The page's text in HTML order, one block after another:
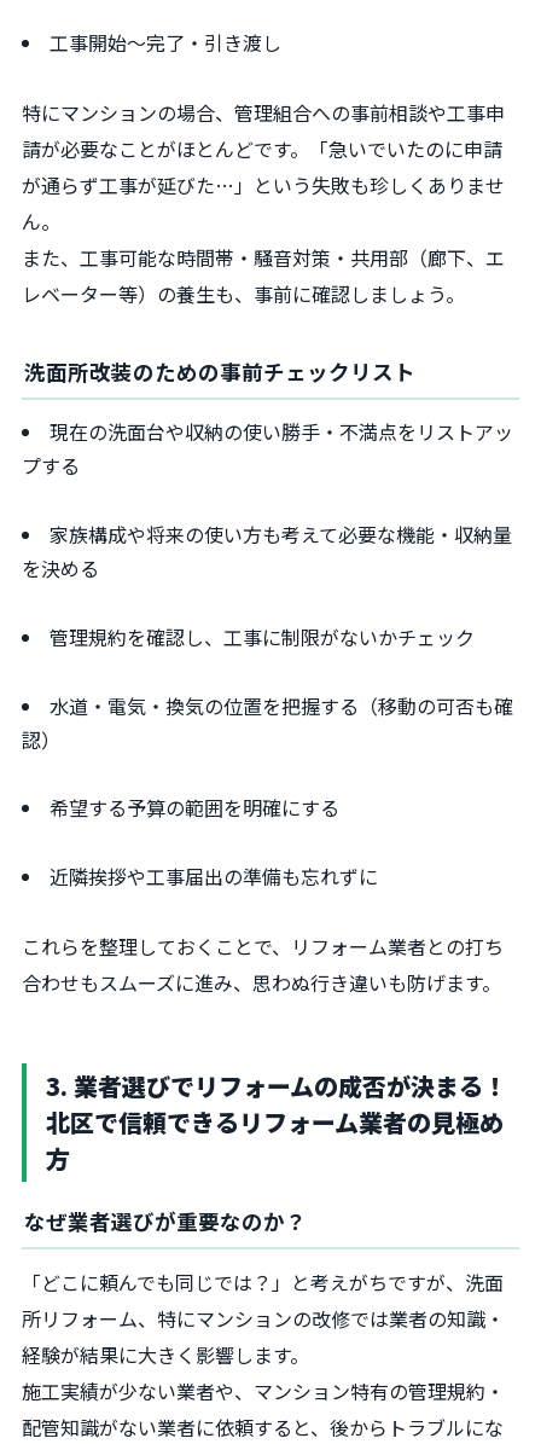
工事開始〜完了・引き渡し
特にマンションの場合、管理組合への事前相談や工事申
請が必要なことがほとんどです。「急いでいたのに申請
が通らず工事が延びた…」という失敗も珍しくありませ
ん。
また、工事可能な時間帯・騒音対策・共用部（廊下、エ
レベーター等）の養生も、事前に確認しましょう。
洗面所改装のための事前チェックリスト
現在の洗面台や収納の使い勝手・不満点をリストアッ
プする
家族構成や将来の使い方も考えて必要な機能・収納量
を決める
管理規約を確認し、工事に制限がないかチェック
水道・電気・換気の位置を把握する（移動の可否も確
認）
希望する予算の範囲を明確にする
近隣挨拶や工事届出の準備も忘れずに
これらを整理しておくことで、リフォーム業者との打ち
合わせもスムーズに進み、思わぬ行き違いも防げます。
3. 業者選びでリフォームの成否が決まる！
北区で信頼できるリフォーム業者の見極め
方
なぜ業者選びが重要なのか？
「どこに頼んでも同じでは？」と考えがちですが、洗面
所リフォーム、特にマンションの改修では業者の知識・
経験が結果に大きく影響します。
施工実績が少ない業者や、マンション特有の管理規約・
配管知識がない業者に依頼すると、後からトラブルにな